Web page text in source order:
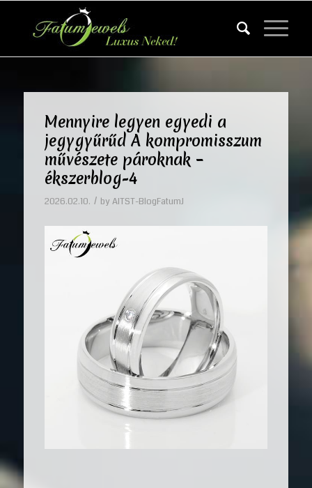
Mennyire legyen egyedi a
jegygyűrűd A kompromisszum
művészete pároknak –
ékszerblog-4
2026.02.10. / by AITST-BlogFatumJ